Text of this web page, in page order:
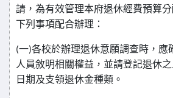
請，為有效管理本府退休經費預算
下列事項配合辦理：
(一)各校於辦理退休意願調查時，應
人員敘明相關權益，並請登記退休
日期及支領退休金種類。